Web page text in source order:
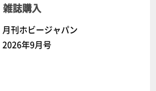
雑誌購入
月刊ホビージャパン
2026年9月号